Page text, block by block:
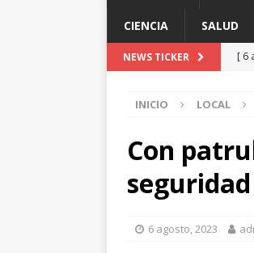
CIENCIA SALUD
NEWS TICKER [ 6
[
[
[ 6
INICIO LOCAL
Con
6 agosto, 2023